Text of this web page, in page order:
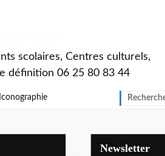
scolaires, Centres culturels,
définition 06 25 80 83 44
Iconographie
Newsletter